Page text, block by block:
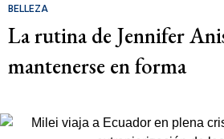
BELLEZA
La rutina de Jennifer
mantenerse en forma